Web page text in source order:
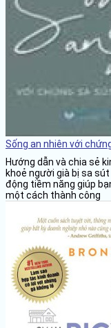
Sống an nhiên với
Hướng dẫn và chia sẻ
khoẻ người già bị sa
động tiềm năng giúp
một cách thành công